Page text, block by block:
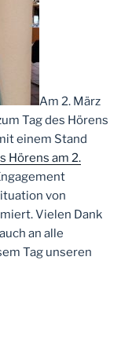
Am 2. März
Tag des Hörens
einem Stand
Hörens am 2.
von
Vielen Dank
an alle
Tag unseren